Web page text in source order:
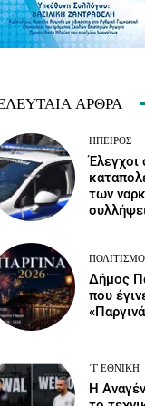
ΆΡΘΡΑ
ΉΠΕΙΡΟΣ
Έλεγχοι
των
Δήμος
που
΄Γ ΕΘΝΙΚΉ
Η